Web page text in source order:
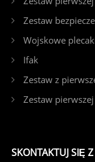
Zestaw
Wojskowe
Ifak
Zestaw z
Zestaw
SKONTAKTUJ SIĘ